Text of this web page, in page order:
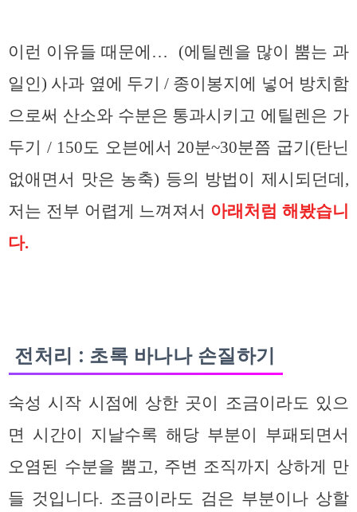
이런 이유들 때문에… (에틸렌을 많이 뿜는 과
일인) 사과 옆에 두기 / 종이봉지에 넣어 방치함
으로써 산소와 수분은 통과시키고 에틸렌은 가
두기 / 150도 오븐에서 20분~30분쯤 굽기(탄닌
없애면서 맛은 농축) 등의 방법이 제시되던데,
저는 전부 어렵게 느껴져서 아래처럼 해봤습니
다.
전처리 : 초록 바나나 손질하기
숙성 시작 시점에 상한 곳이 조금이라도 있으
면 시간이 지날수록 해당 부분이 부패되면서
오염된 수분을 뿜고, 주변 조직까지 상하게 만
들 것입니다. 조금이라도 검은 부분이나 상할